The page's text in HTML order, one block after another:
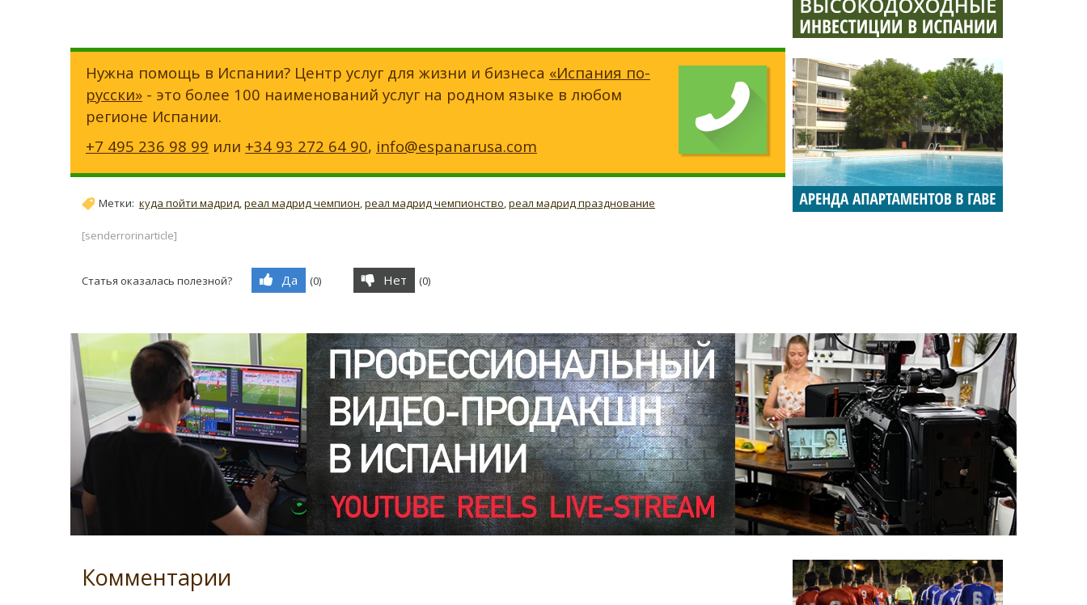
Нужна помощь в Испании? Центр услуг для жизни и бизнеса «Испания по-
русски» - это более 100 наименований услуг на родном языке в любом
регионе Испании.
+7 495 236 98 99 или +34 93 272 64 90, info@espanarusa.com
Метки: куда пойти мадрид,реал мадрид чемпион,реал мадрид чемпионство,реал мадрид празднование
[senderrorinarticle]
Статья оказалась полезной? Да (0) Нет (0)
Комментарии